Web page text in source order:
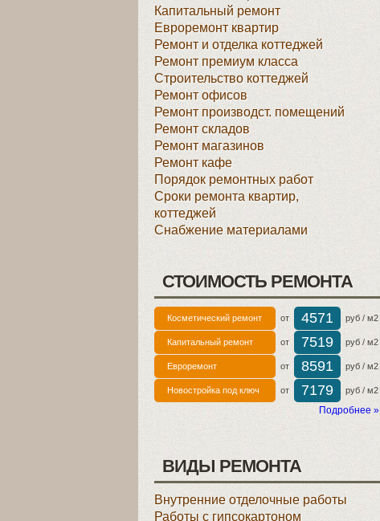
Капитальный ремонт
Евроремонт квартир
Ремонт и отделка коттеджей
Ремонт премиум класса
Строительство коттеджей
Ремонт офисов
Ремонт производст. помещений
Ремонт складов
Ремонт магазинов
Ремонт кафе
Порядок ремонтных работ
Сроки ремонта квартир,
коттеджей
Снабжение материалами
СТОИМОСТЬ РЕМОНТА
Косметический ремонт от 4571 руб / м2
Капитальный ремонт от 7519 руб / м2
Евроремонт от 8591 руб / м2
Новостройка под ключ от 7179 руб / м2
Подробнее »
ВИДЫ РЕМОНТА
Внутренние отделочные работы
Работы с гипсокартоном